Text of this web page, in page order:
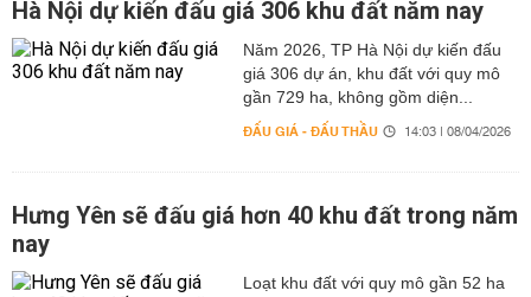
Hà Nội dự kiến đấu giá 306 khu đất năm nay
Năm 2026, TP Hà Nội dự kiến đấu
giá 306 dự án, khu đất với quy mô
gần 729 ha, không gồm diện...
ĐẤU GIÁ - ĐẤU THẦU 14:03 | 08/04/2026
Hưng Yên sẽ đấu giá hơn 40 khu đất trong năm
nay
Loạt khu đất với quy mô gần 52 ha